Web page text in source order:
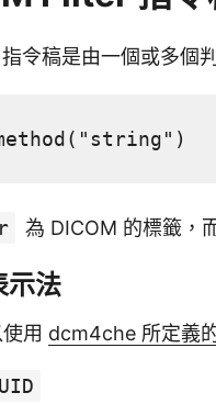
令稿是由一個或多個
為 DICOM 的標籤，
示法
用 dcm4che 所定義